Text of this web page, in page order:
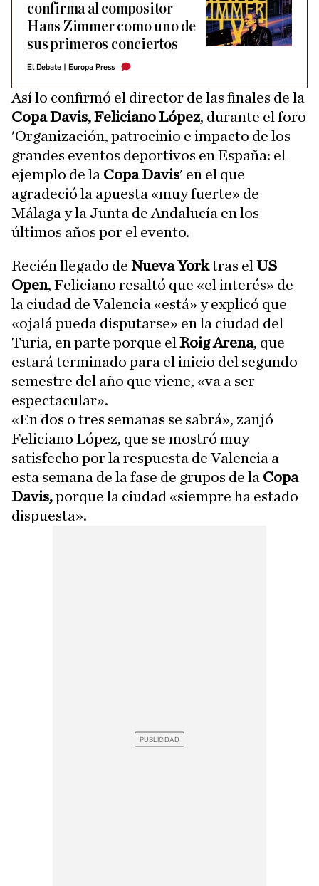
confirma al compositor
Hans Zimmer como uno de
sus primeros conciertos
El Debate | Europa Press
Así lo confirmó el director de las finales de la
Copa Davis,Feliciano López, durante el foro
'Organización, patrocinio e impacto de los
grandes eventos deportivos en España: el
ejemplo de la Copa Davis' en el que
agradeció la apuesta «muy fuerte» de
Málaga y la Junta de Andalucía en los
últimos años por el evento.
Recién llegado de Nueva Yorktras el US
Open, Feliciano resaltó que «el interés» de
la ciudad de Valencia «está» y explicó que
«ojalá pueda disputarse» en la ciudad del
Turia, en parte porque el Roig Arena, que
estará terminado para el inicio del segundo
semestre del año que viene, «va a ser
espectacular».
«En dos o tres semanas se sabrá», zanjó
Feliciano López, que se mostró muy
satisfecho por la respuesta de Valencia a
esta semana de la fase de grupos de la Copa
Davis,porque la ciudad «siempre ha estado
dispuesta».